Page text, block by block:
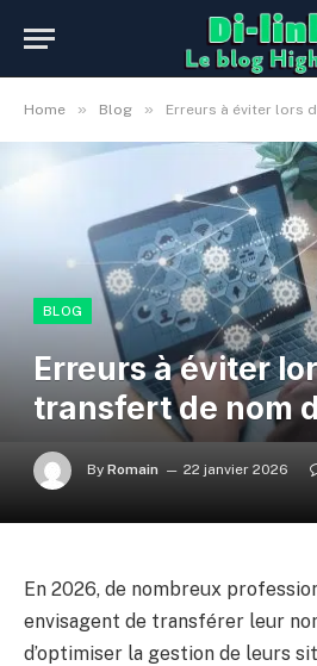
Home » Blog » Erreurs à éviter lors du
BLOG
Erreurs à éviter
transfert de nom
By Romain 22 janvier 2026
En 2026, de nombreux
envisagent de transférer leur
d’optimiser la gestion de leurs